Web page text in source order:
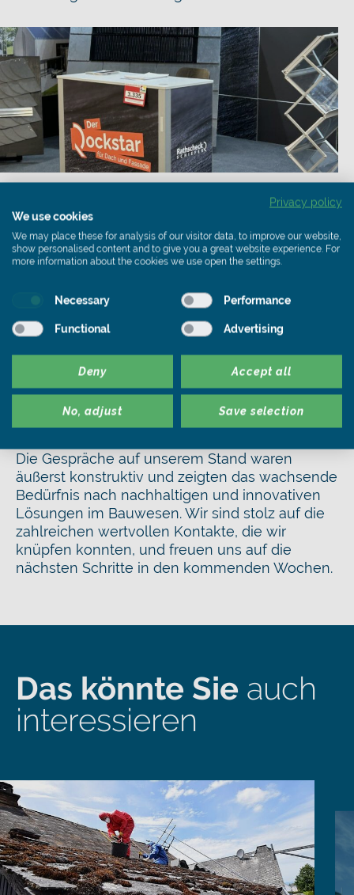
Baumesse Rheda-Wiedenbrück
Auf der diesjährigen Baumesse in Rheda-
Wiedenbrück hatten wir die Gelegenheit,
Fassade und Photovoltaik in Kombination mit
Schiefer zu präsentieren. Mit über 30.000
Besuchern bot uns die Messe eine ideale
Architekten und Fachhändlern.
Besonders der integrierte Einsatz von Schiefer
in Verbindung mit modernen
Die Gespräche auf unserem Stand waren
äußerst konstruktiv und zeigten das wachsende
Bedürfnis nach nachhaltigen und innovativen
Lösungen im Bauwesen. Wir sind stolz auf die
zahlreichen wertvollen Kontakte, die wir
knüpfen konnten, und freuen uns auf die
nächsten Schritte in den kommenden Wochen.
Das könnte Sie auch
interessieren
Privacy policy
We use cookies
We may place these for analysis of our visitor data, to improve our website,
show personalised content and to give you a great website experience. For
more information about the cookies we use open the settings.
Necessary Performance
Functional Advertising
Deny Accept all
No, adjust Save selection